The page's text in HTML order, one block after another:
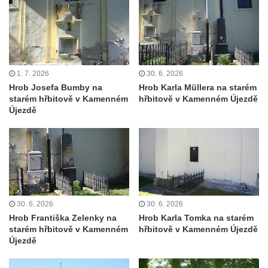
Hampelův kříž západně od dolního nádraží
v Mikulášovicích
Kříž před kostelem svatých Petra a Pavla v
Růžové
Vilémově
Vilémově
Kříž u kostela Nanebevzetí Panny Marie na
křížové cestě ve Vilémově
Kříž u cesty mezi Růžovou a Kamenickou
Strání
Kříž u severní zdi kostela Nalezení svatého
Kříže ve Frýdlantu
1. 7. 2026
Hrob Josefa Bumby na
starém hřbitově v Kamenném
Újezdě
30. 6. 2026
Hrob Karla Müllera na starém
hřbitově v Kamenném Újezdě
30. 6. 2026
Hrob Františka Zelenky na
starém hřbitově v Kamenném
Újezdě
30. 6. 2026
Hrob Karla Tomka na starém
hřbitově v Kamenném Újezdě